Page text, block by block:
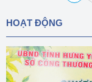
HOẠT ĐỘNG